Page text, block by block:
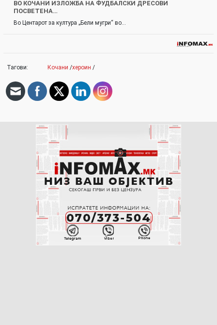
ВО КОЧАНИ ИЗЛОЖБА НА ФУДБАЛСКИ ДРЕСОВИ
ПОСВЕТЕНА…
Во Центарот за култура „Бели мугри“ во…
Тагови: Кочани /хероин /